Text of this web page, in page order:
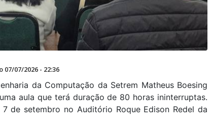
07/2026 - 22:36
da Computação da Setrem Matheus Boesing
aula que terá duração de 80 horas ininterruptas.
de setembro no Auditório Roque Edison Redel da